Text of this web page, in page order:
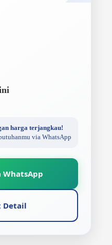
harga terjangkau!
via WhatsApp
WhatsApp
Detail